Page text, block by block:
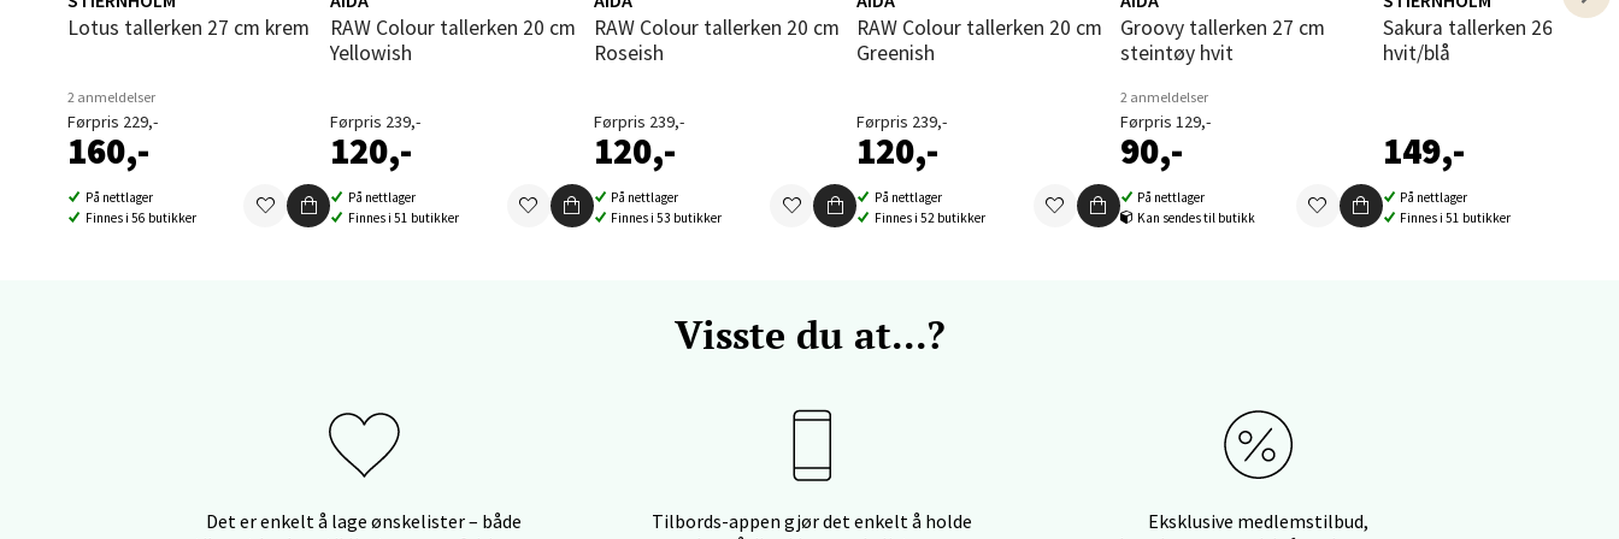
Lotus tallerken 27 cm krem
2 anmeldelser
Førpris 229,-
160,-
På nettlager
Finnes i 56 butikker
RAW Colour tallerken 20 cm
Yellowish
Førpris 239,-
120,-
På nettlager
Finnes i 51 butikker
RAW Colour tallerken 20 cm
Roseish
Førpris 239,-
120,-
På nettlager
Finnes i 53 butikker
RAW Colour tallerken 20 cm
Greenish
Førpris 239,-
120,-
På nettlager
Finnes i 52 butikker
Groovy tallerken 27 cm
steintøy hvit
2 anmeldelser
Førpris 129,-
90,-
På nettlager
Kan sendes til butikk
Sakura tallerken 26,5 cm
hvit/blå
149,-
På nettlager
Finnes i 51 butikker
Visste du at...?
Det er enkelt å lage ønskelister – både
Tilbords-appen gjør det enkelt å holde
Eksklusive medlemstilbud,
Thon Senter Orkanger, Orkdalsveien 113, 7300 Orkanger
Åpent i dag 09-20
Sandvika - Thon Senter Sandvika
Brodtkorbsgate 7, 1338 Sandvika
12 i butikk